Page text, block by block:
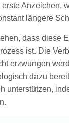
Anzeichen,
längere
dass diese
ist. Die
erzwungen
dazu
unterstützen,